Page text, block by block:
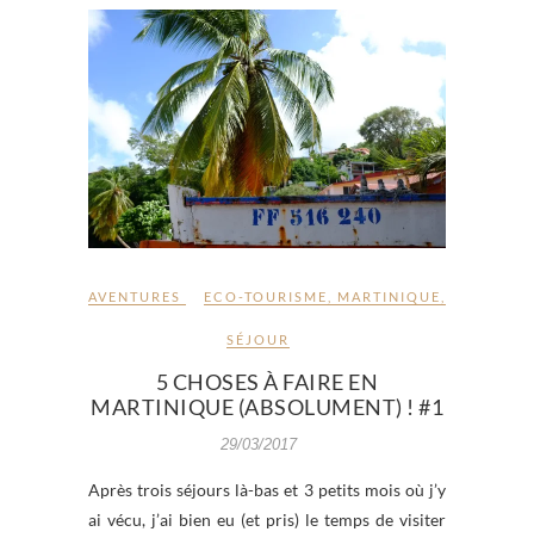
AVENTURES ECO-TOURISME MARTINIQUE
SÉJOUR
5 CHOSES À FAIRE EN
MARTINIQUE (ABSOLUMENT) ! #1
29/03/2017
Après trois séjours là-bas et 3 petits mois où j’y
ai vécu, j’ai bien eu (et pris) le temps de visiter